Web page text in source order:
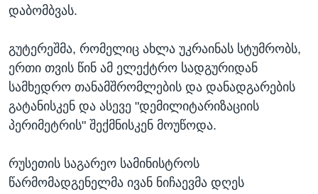
დაბომბვას.
გუტერეშმა, რომელიც ახლა უკრაინას სტუმრობს,
ერთი თვის წინ ამ ელექტრო სადგურიდან
სამხედრო თანამშრომლების და დანადგარების
გატანისკენ და ასევე "დემილიტარიზაციის
პერიმეტრის" შექმნისკენ მოუწოდა.
რუსეთის საგარეო სამინისტროს
წარმომადგენელმა ივან ნიჩაევმა დღეს